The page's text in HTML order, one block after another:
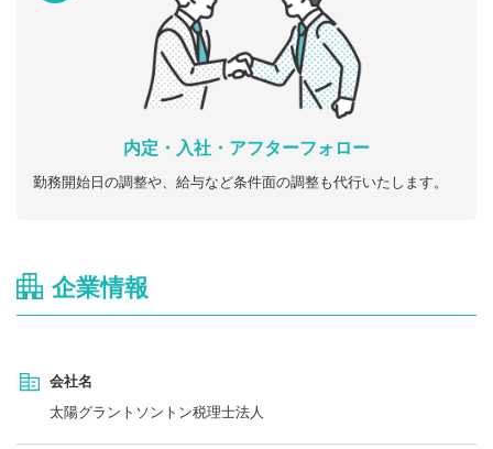
内定・入社・アフターフォロー
勤務開始日の調整や、給与など条件面の調整も代行いたします。
企業情報
会社名
太陽グラントソントン税理士法人